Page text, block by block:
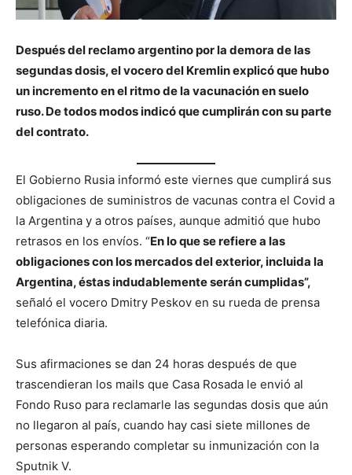
Después del reclamo argentino por la demora de las
segundas dosis, el vocero del Kremlin explicó que hubo
un incremento en el ritmo de la vacunación en suelo
ruso. De todos modos indicó que cumplirán con su parte
del contrato.
El Gobierno Rusia informó este viernes que cumplirá sus
obligaciones de suministros de vacunas contra el Covid a
la Argentina y a otros países, aunque admitió que hubo
retrasos en los envíos. “En lo que se refiere a las
obligaciones con los mercados del exterior, incluida la
Argentina, éstas indudablemente serán cumplidas”,
señaló el vocero Dmitry Peskov en su rueda de prensa
telefónica diaria.
Sus afirmaciones se dan 24 horas después de que
trascendieran los mails que Casa Rosada le envió al
Fondo Ruso para reclamarle las segundas dosis que aún
no llegaron al país, cuando hay casi siete millones de
personas esperando completar su inmunización con la
Sputnik V.